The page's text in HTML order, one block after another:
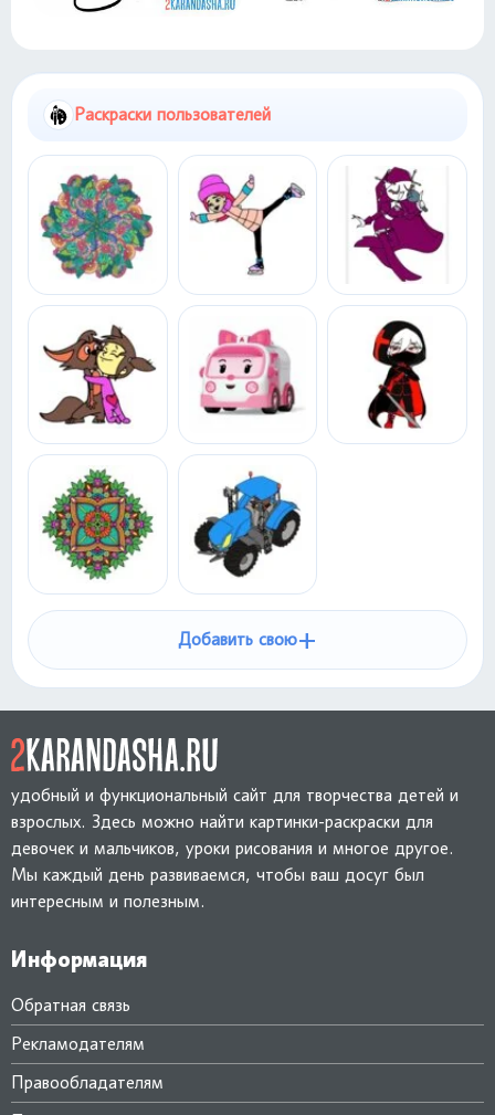
Раскраски пользователей
Добавить свою+
удобный и функциональный сайт для творчества детей и
взрослых. Здесь можно найти картинки-раскраски для
девочек и мальчиков, уроки рисования и многое другое.
Мы каждый день развиваемся, чтобы ваш досуг был
интересным и полезным.
Информация
Обратная связь
Рекламодателям
Правообладателям